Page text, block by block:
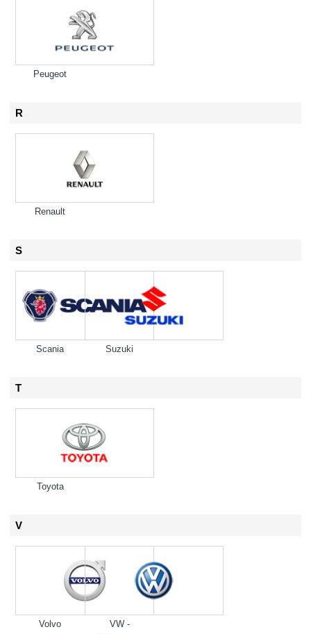
Peugeot
R
Renault
S
Scania Suzuki
T
Toyota
V
Volvo
VW -